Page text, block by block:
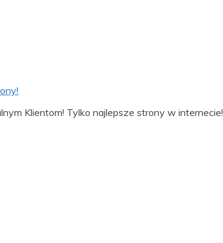
Klientom! Tylko najlepsze strony w internecie!